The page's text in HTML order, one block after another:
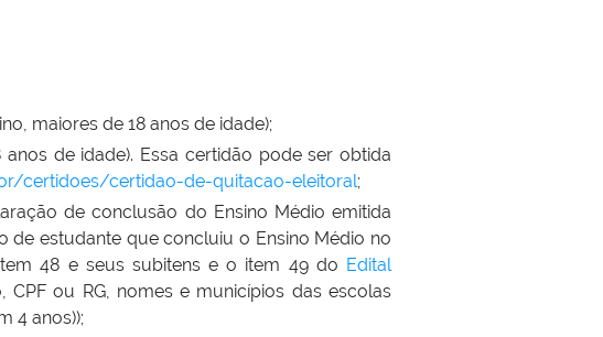
maiores de 18 anos de idade);
de idade). Essa certidão pode ser obtida
certidoes/certidao-de-quitacao-eleitoral;
de conclusão do Ensino Médio emitida
estudante que concluiu o Ensino Médio no
48 e seus subitens e o item 49 do Edital
ou RG, nomes e municípios das escolas
4 anos));